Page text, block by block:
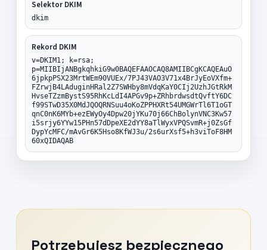
Selektor DKIM
dkim
Rekord DKIM
v=DKIM1; k=rsa;
p=MIIBIjANBgkqhkiG9w0BAQEFAAOCAQ8AMIIBCgKCAQEAuO
6jpkpPSX23MrtWEm90VUEx/7PJ43VAO3V71x4BrJyEoVXfm+
FZrwjB4LAduginHRal2Z7SWHby8mVdqKaY0CIj2UzhJGtRkM
HvseTZzmBystS95RhKcLdI4APGv9p+ZRhbrdwsdtQvftY6DC
f99STwD35X0MdJQOQRNSuu4oKoZPPHXRt54UMGWrTl6T1oGT
qnC0nK6MYb+ezEWyOy4Dpw20jYKu70j66ChBolynVNC3Kw57
i5srjy6YYw15PHn57dDpeXE2dYY8aTlWyxVPQSvmR+j0ZsGf
DypYcMFC/mAvGr6K5Hso8KfWJ3u/2s6urXsf5+h3viToF8HM
60xQIDAQAB
Potrzebujesz bezpiecznego